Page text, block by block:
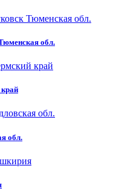
обл.
обл.